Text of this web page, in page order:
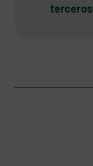
terceros